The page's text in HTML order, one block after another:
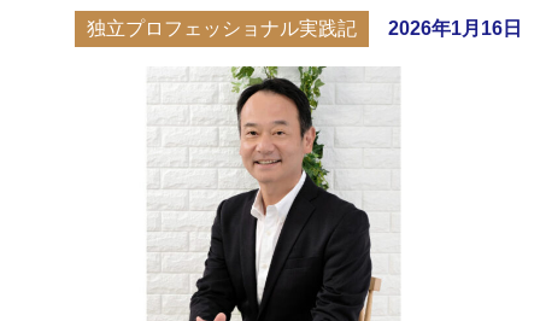
独立プロフェッショナル実践記 2026年1月16日